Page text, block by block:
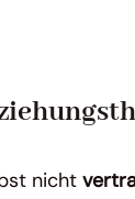
nicht